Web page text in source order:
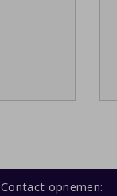
Contact opnemen: